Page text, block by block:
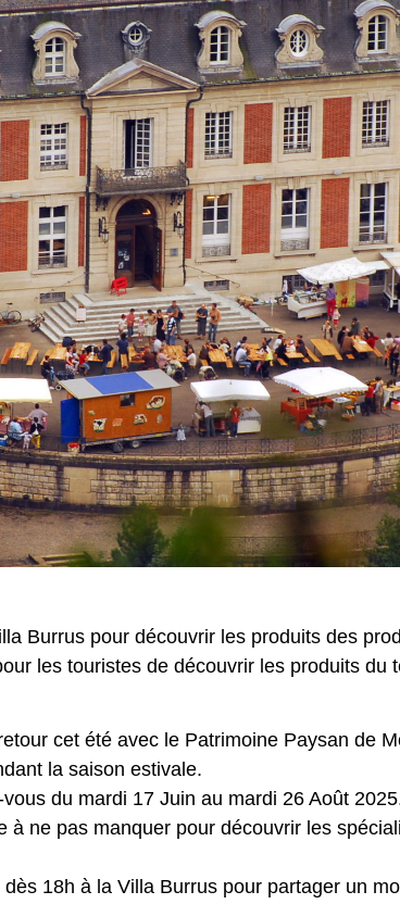
Burrus pour découvrir les produits des
les touristes de découvrir les produits du
cet été avec le Patrimoine Paysan de
la saison estivale.
du mardi 17 Juin au mardi 26 Août
à ne pas manquer pour découvrir les
18h à la Villa Burrus pour partager un